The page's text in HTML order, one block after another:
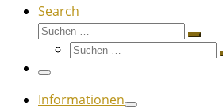
Search
Suche
Suche
Menü
Informationen